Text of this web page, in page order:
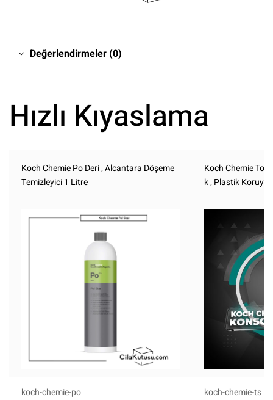
Değerlendirmeler (0)
Hızlı Kıyaslama
Koch Chemie Po Deri , Alcantara Döşeme
Temizleyici 1 Litre
Koch Chemie
k , Plastik
koch-chemie-po koch-chemie-ts